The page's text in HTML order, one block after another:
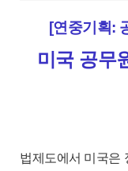
[연중기획:
미국 공무
법제도에서 미국은